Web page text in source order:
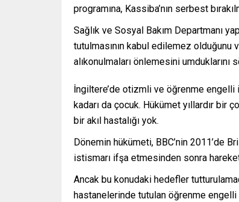
programına, Kassiba’nın serbest
Sağlık ve Sosyal Bakım Departmanı
tutulmasının kabul edilemez olduğunu
alıkonulmaları önlemesini umduklarını
İngiltere’de otizmli ve öğrenme engelli
kadarı da çocuk. Hükümet yıllardır bir
bir akıl hastalığı yok.
Dönemin hükümeti, BBC’nin 2011’de
istismarı ifşa etmesinden sonra
Ancak bu konudaki hedefler
hastanelerinde tutulan öğrenme engelli